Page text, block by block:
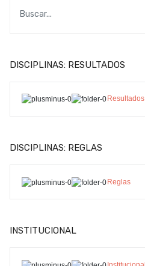
DISCIPLINAS: RESULTADOS
Resultados
DISCIPLINAS: REGLAS
Reglas
INSTITUCIONAL